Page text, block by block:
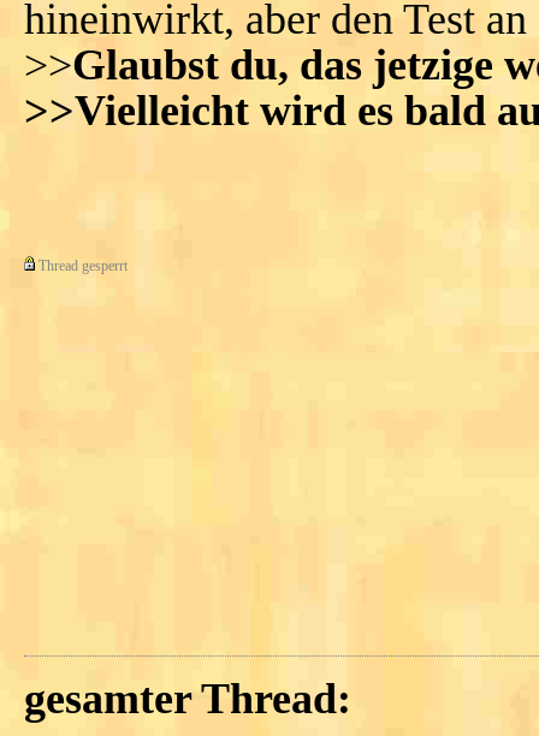
hineinwirkt, aber den Test
>>Glaubst du, das jetzige
>>Vielleicht wird es bald
Thread gesperrt
gesamter Thread: